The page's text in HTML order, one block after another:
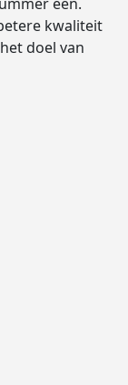
kwaliteit
doel van